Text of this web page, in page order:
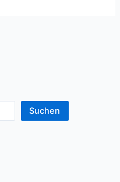
Suchen